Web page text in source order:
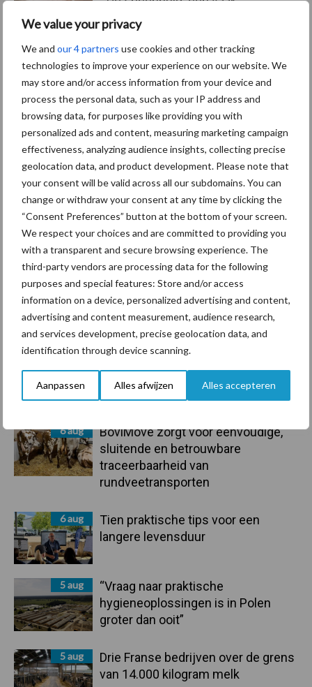
We value your privacy
We and our 4 partners use cookies and other tracking
technologies to improve your experience on our website. We
may store and/or access information from your device and
process the personal data, such as your IP address and
browsing data, for purposes like providing you with
personalized ads and content, measuring marketing campaign
effectiveness, analyzing audience insights, collecting precise
geolocation data, and product development. Please note that
your consent will be valid across all our subdomains. You can
change or withdraw your consent at any time by clicking the
“Consent Preferences” button at the bottom of your screen.
We respect your choices and are committed to providing you
with a transparent and secure browsing experience. The
third-party vendors are processing data for the following
purposes and special features: Store and/or access
information on a device, personalized advertising and content,
advertising and content measurement, audience research,
and services development, precise geolocation data, and
identification through device scanning.
Aanpassen Alles afwijzen Alles accepteren
Primaire
Sidebar
Recent nieuws Partner nieuws
6 aug
BoviMove zorgt voor eenvoudige,
sluitende en betrouwbare
traceerbaarheid van
rundveetransporten
6 aug
Tien praktische tips voor een
langere levensduur
5 aug
“Vraag naar praktische
hygieneoplossingen is in Polen
groter dan ooit”
5 aug
Drie Franse bedrijven over de grens
van 14.000 kilogram melk
onderschatte risicofactor
voor mastitis
BoviMove zorgt voor
eenvoudige, sluitende en
betrouwbare
traceerbaarheid van
rundveetransporten
Tien praktische tips voor
een langere levensduur